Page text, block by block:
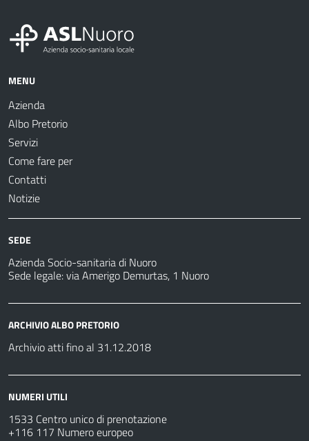
MENU
Azienda
Albo Pretorio
Servizi
Come fare per
Contatti
Notizie
SEDE
Azienda Socio-sanitaria di Nuoro
Sede legale: via Amerigo Demurtas, 1 Nuoro
ARCHIVIO ALBO PRETORIO
Archivio atti fino al 31.12.2018
NUMERI UTILI
1533 Centro unico di prenotazione
+116 117 Numero europeo